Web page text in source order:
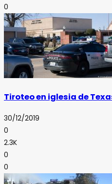
0
Tiroteo en iglesia de
30/12/2019
0
2.3K
0
0